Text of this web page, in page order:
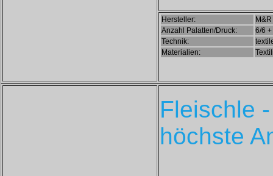
Hersteller:
Anzahl Palatten/Druck:
6/6
Technik:
Materialien:
Fleischle
höchste